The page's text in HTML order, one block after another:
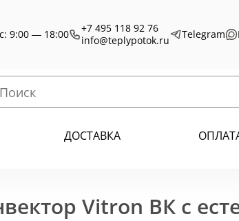
9:00 — 18:00
+7 495 118 92 76
info@teplypotok.ru
Telegram
ДОСТАВКА
Vitron ВК с